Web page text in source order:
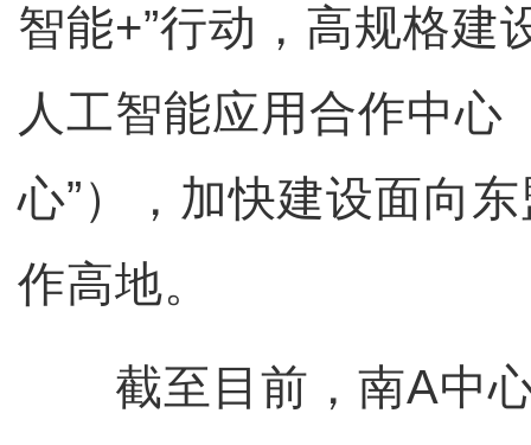
智能+”行动，高规格
人工智能应用合作中心
心”），加快建设面向
作高地。
截至目前，南A中心